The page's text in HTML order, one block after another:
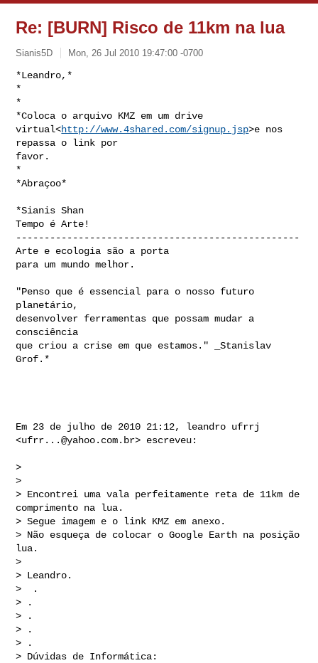
Re: [BURN] Risco de 11km na lua
Sianis5D Mon, 26 Jul 2010 19:47:00 -0700
*Leandro,*
*
*
*Coloca o arquivo KMZ em um drive
virtual<http://www.4shared.com/signup.jsp>e nos
repassa o link por
favor.
*
*Abraçoo*
*Sianis Shan
Tempo é Arte!
--------------------------------------------------
Arte e ecologia são a porta
para um mundo melhor.
"Penso que é essencial para o nosso futuro
planetário,
desenvolver ferramentas que possam mudar a
consciência
que criou a crise em que estamos." _Stanislav
Grof.*
Em 23 de julho de 2010 21:12, leandro ufrrj
<ufrr...@yahoo.com.br> escreveu:
>
>
> Encontrei uma vala perfeitamente reta de 11km de
comprimento na lua.
> Segue imagem e o link KMZ em anexo.
> Não esqueça de colocar o Google Earth na posição
lua.
>
> Leandro.
>  .
> .
> .
> .
> .
> Dúvidas de Informática: